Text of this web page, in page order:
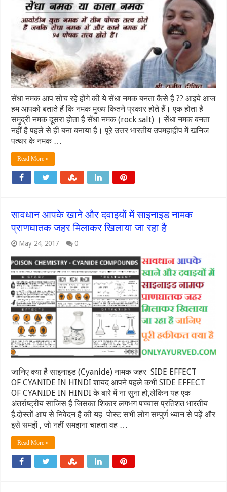
सेंधा नमक आप सोच रहे होंगे की ये सेंधा नमक बनता कैसे है ?? आइये आज
हम आपको बताते हैं कि नमक मुख्य कितने प्रकार होते हैं। एक होता है
समुद्री नमक दूसरा होता है सेंधा नमक (rock salt) । सेंधा नमक बनता
नहीं है पहले से ही बना बनाया है। पूरे उत्तर भारतीय उपमहाद्वीप में खनिज
पत्थर के नमक …
Read More »
सावधान आपके खाने और दवाइयों में साइनाइड नामक
प्राणघातक जहर मिलाकर खिलाया जा रहा है
May 24, 2017 0
जानिए क्या है साइनाइड (Cyanide) नामक जहर SIDE EFFECT
OF CYANIDE IN HINDI शायद आपने पहले कभी SIDE EFFECT
OF CYANIDE IN HINDI के बारे में ना सुना हो,लेकिन यह एक
अंतर्राष्ट्रीय साजिस है जिसका शिकार लगभग पच्चास प्रतिशत भारतीय
है.दोस्तों आप से निवेदन है की यह पोस्ट सभी लोग सम्पुर्ण ध्यान से पढ़ें और
इसे समझें , जो नहीं समझना चाहता वह …
Read More »